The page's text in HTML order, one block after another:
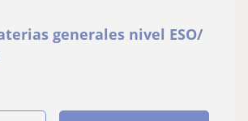
generales nivel ESO/